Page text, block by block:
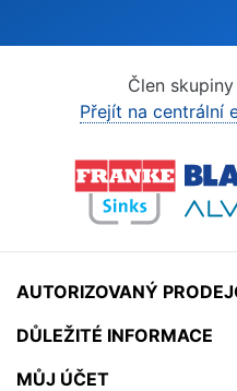
Člen skupiny
Přejít na centrální
AUTORIZOVANÝ
DŮLEŽITÉ INFORMACE
MŮJ ÚČET